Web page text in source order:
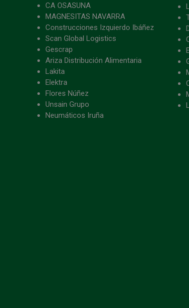
CA OSASUNA
MAGNESITAS NAVARRA
Construcciones Izquierdo Ibáñez
Scan Global Logistics
Gescrap
Ariza Distribución Alimentaria
Lakita
Elektra
Flores Núñez
Unsain Grupo
Neumáticos Iruña